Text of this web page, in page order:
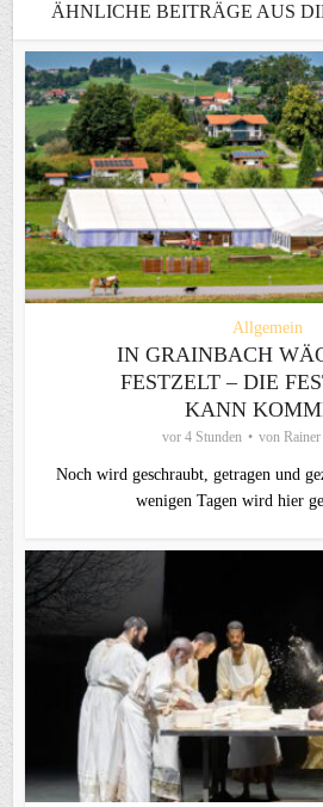
ÄHNLICHE BEITRÄGE AUS
Allgemein
IN GRAINBACH
FESTZELT – DIE
KANN
vor 4 Stunden von
Noch wird geschraubt, getragen und
wenigen Tagen wird hier